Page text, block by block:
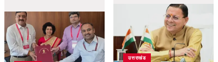
उत्तराखंड